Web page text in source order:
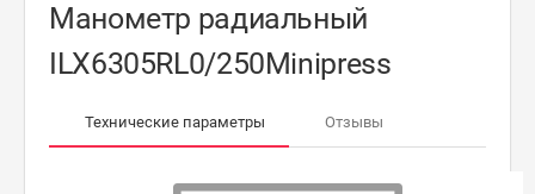
Манометр радиальный
ILX6305RL0/250Minipress
Технические параметры Отзывы